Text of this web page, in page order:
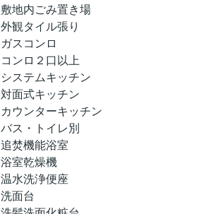
敷地内ごみ置き場
外観タイル張り
ガスコンロ
コンロ２口以上
システムキッチン
対面式キッチン
カウンターキッチン
バス・トイレ別
追焚機能浴室
浴室乾燥機
温水洗浄便座
洗面台